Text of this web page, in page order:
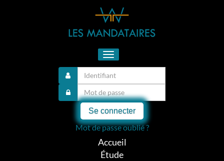
Toggle
navigation
Se connecter
Mot de passe oublié ?
Accueil
Étude